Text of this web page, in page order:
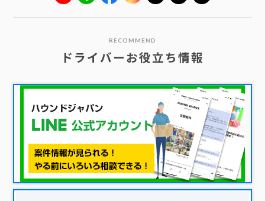
RECOMMEND
ドライバーお役立ち情報